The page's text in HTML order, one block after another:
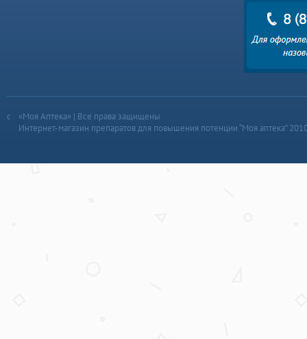
«Моя Аптека» | Все права защищены
Интернет-магазин препаратов для повышения потенции “Моя аптека”